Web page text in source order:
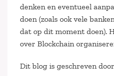
denken en eventueel
doen (zoals ook vele
dat op dit moment doen).
over Blockchain
Dit blog is geschreven door